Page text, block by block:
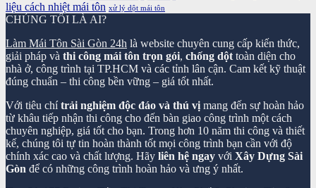
liệu cách nhiệt mái tôn xử lý dột mái tôn
CHÚNG TÔI LÀ AI?
Làm Mái Tôn Sài Gòn 24h là website chuyên cung cấp kiến thức,
giải pháp và thi công mái tôn trọn gói, chống dột toàn diện cho
nhà ở, công trình tại TP.HCM và các tỉnh lân cận. Cam kết kỹ thuật
đúng chuẩn – thi công bền vững – giá tốt nhất.
Với tiêu chítrải nghiệm độc đáo và thú vị mang đến sự hoàn hảo
từ khâu tiếp nhận thi công cho đến bàn giao công trình một cách
chuyên nghiệp, giá tốt cho bạn. Trong hơn 10 năm thi công và thiết
kế, chúng tôi tự tin hoàn thành tốt mọi công trình bạn cần với độ
chính xác cao và chất lượng. Hãy liên hệ ngay với Xây Dựng Sài
Gòn để có những công trình hoàn hảo và ưng ý nhất.